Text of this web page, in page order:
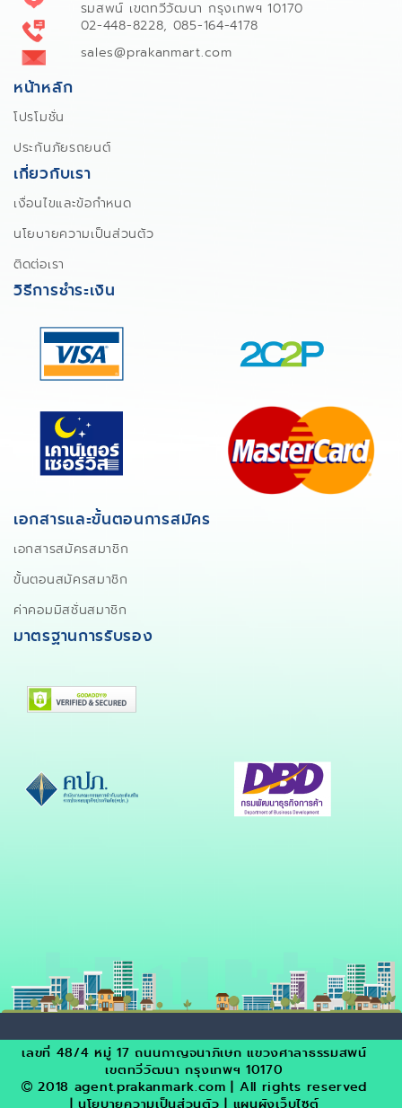
รมสพน์ เขตทวีวัฒนา กรุงเทพฯ 10170
02-448-8228, 085-164-4178
sales@prakanmart.com
หน้าหลัก
โปรโมชั่น
ประกันภัยรถยนต์
เกี่ยวกับเรา
เงื่อนไขและข้อกำหนด
นโยบายความเป็นส่วนตัว
ติดต่อเรา
วิธีการชำระเงิน
เอกสารและขั้นตอนการสมัคร
เอกสารสมัครสมาชิก
ขั้นตอนสมัครสมาชิก
ค่าคอมมิสชั่นสมาชิก
มาตรฐานการรับรอง
เลขที่ 48/4 หมู่ 17 ถนนกาญจนาภิเษก แขวงศาลาธรรมสพน์
เขตทวีวัฒนา กรุงเทพฯ 10170
2018 agent.prakanmark.com | All rights reserved
| นโยบายความเป็นส่วนตัว | แผนผังเว็บไซต์